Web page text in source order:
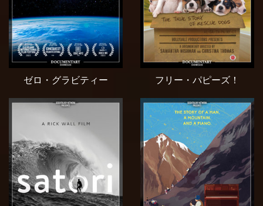
ゼロ・グラビティー フリー・パピーズ！